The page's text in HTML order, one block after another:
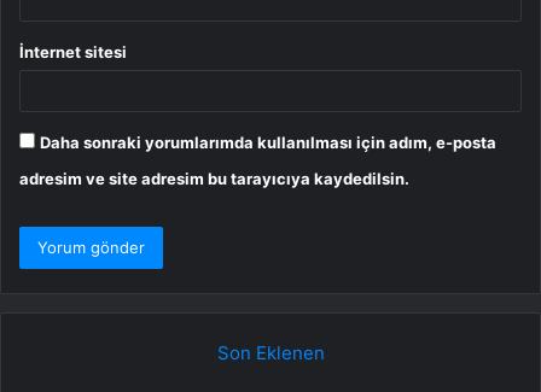
İnternet sitesi
Daha sonraki yorumlarımda kullanılması için adım, e-posta
adresim ve site adresim bu tarayıcıya kaydedilsin.
Son Eklenen